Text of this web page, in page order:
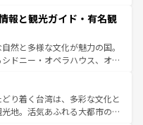
音楽と美食が融合した独特の
カの各地域で異なる魅力を楽
かな歴史を感じることができ
ップや列車の旅も、アメリカ
定番の観光地といえばオアフ
ならマウイ島やカウアイ島が
ンに輝く海をはじめ、豊かな
「アロハスピリット」と呼ば
ドやハワイアンミュージッ
、すべてがハワイの魅力を彩
い発見と感動が待っているハ
報と観光ガイド・有名観
然と多様な文化が魅力の国。
ドニー・オペラハウス、オー
びえるウルル（エアーズロッ
生林やケアンズの熱帯雨林な
た、カフェやワイン、オージ
り着く台湾は、多彩な文化と
地。活気あふれる大都市の台